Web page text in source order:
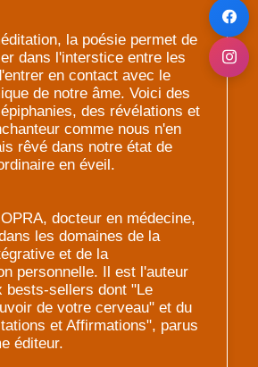
la poésie permet de
dans l'interstice entre les
en contact avec le
de notre âme. Voici des
des révélations et
comme nous n'en
rêvé dans notre état de
en éveil.
docteur en médecine,
les domaines de la
et de la
personnelle. Il est l'auteur
bests-sellers dont "Le
de votre cerveau" et du
et Affirmations", parus
éditeur.